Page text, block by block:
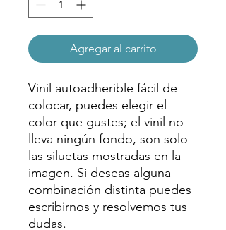
Agregar al carrito
Vinil autoadherible fácil de
colocar, puedes elegir el
color que gustes; el vinil no
lleva ningún fondo, son solo
las siluetas mostradas en la
imagen. Si deseas alguna
combinación distinta puedes
escribirnos y resolvemos tus
dudas.